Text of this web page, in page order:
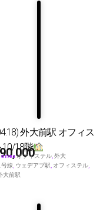
外大前駅 オフィス
10/18階
オフィステル,外大
号線, ウェデアプ駅, オフィステル,
大前駅